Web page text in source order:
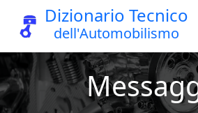
Dizionario Tecnico
dell'Automobilismo